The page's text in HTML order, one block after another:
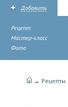
Добавить
Рецепт
Мастер-класс
Фото
→ Рецепты